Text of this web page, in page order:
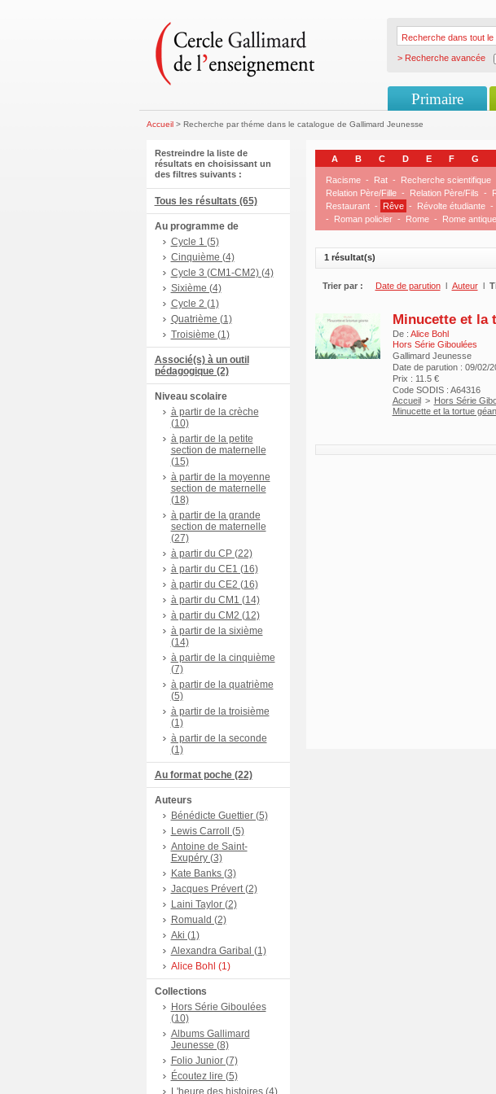
> Recherche avancée
Primaire
Accueil> Recherche par théme dans le catalogue de Gallimard Jeunesse
Restreindre la liste de
résultats en choisissant un
des filtres suivants :
Tous les résultats (65)
Au programme de
Cycle 1 (5)
Cinquième (4)
Cycle 3 (CM1-CM2) (4)
Sixième (4)
Cycle 2 (1)
Quatrième (1)
Troisième (1)
Associé(s) à un outil
pédagogique (2)
Niveau scolaire
à partir de la crèche
(10)
à partir de la petite
section de maternelle
(15)
à partir de la moyenne
section de maternelle
(18)
à partir de la grande
section de maternelle
(27)
à partir du CP (22)
à partir du CE1 (16)
à partir du CE2 (16)
à partir du CM1 (14)
à partir du CM2 (12)
à partir de la sixième
(14)
à partir de la cinquième
(7)
à partir de la quatrième
(5)
à partir de la troisième
(1)
à partir de la seconde
(1)
Au format poche (22)
Auteurs
Bénédicte Guettier (5)
Lewis Carroll (5)
Antoine de Saint-
Exupéry (3)
Kate Banks (3)
Jacques Prévert (2)
Laini Taylor (2)
Romuald (2)
Aki (1)
Alexandra Garibal (1)
Alice Bohl (1)
Collections
Hors Série Giboulées
(10)
Albums Gallimard
Jeunesse (8)
Folio Junior (7)
Écoutez lire (5)
L'heure des histoires (4)
A B C D E F G
Racisme - Rat - Recherche scientifique
Relation Père/Fille - Relation Père/Fils -
Restaurant - Rêve - Révolte étudiante -
-
Roman policier - Rome - Rome antique
1 résultat(s)
Trier par : Date de parution l Auteur l
Minucette et la
De : Alice Bohl
Hors Série Giboulées
Gallimard Jeunesse
Date de parution : 09/02/
Prix : 11.5 €
Code SODIS : A64316
Accueil > Hors Série
Minucette et la tortue